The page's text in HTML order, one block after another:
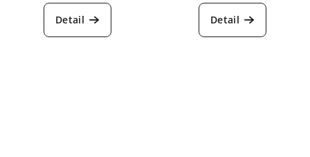
Detail Detail